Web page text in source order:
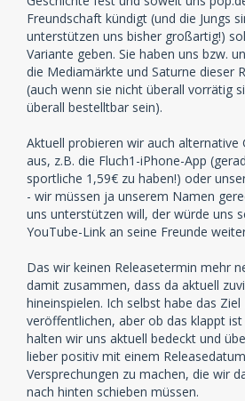
Freundschaft kündigt (und die Jungs
unterstützen uns bisher großartig!)
Variante geben. Sie haben uns bzw.
die Mediamärkte und Saturne dieser
(auch wenn sie nicht überall vorrätig
überall bestelltbar sein).
Aktuell probieren wir auch alternative
aus, z.B. die Fluch1-iPhone-App
sportliche 1,59€ zu haben!) oder
- wir müssen ja unserem Namen
uns unterstützen will, der würde uns
YouTube-Link an seine Freunde
Das wir keinen Releasetermin mehr
damit zusammen, dass da aktuell
hineinspielen. Ich selbst habe das
veröffentlichen, aber ob das klappt
halten wir uns aktuell bedeckt und
lieber positiv mit einem
Versprechungen zu machen, die wir
nach hinten schieben müssen.